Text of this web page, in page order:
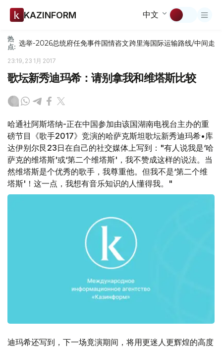
KAZINFORM 中文
热
点: 选举-2026总统府任免事件国情咨文跨里海国际运输路线/中间走廊
23:19, 23 1月 2017
歌坛新秀迪玛希：请别拿我和维塔斯比较
哈通社阿斯塔纳-正在中国参加由该国湖南电视台主办的重
磅节目《歌手2017》竞演的哈萨克斯坦歌坛新秀迪玛希•库
达伊别尔艮23日在自己的社交媒体上写到："有人说我是‘哈
萨克的维塔斯'或‘第二个维塔斯'，我不赞成这样的说法。当
然维塔斯是个优秀的歌手，我尊重他。但我不是‘第二个维
塔斯'！这一点，我想有音乐知识的人懂得我。"
迪玛希还写到，下一场竟演期间，将用更迷人更辉煌的高度